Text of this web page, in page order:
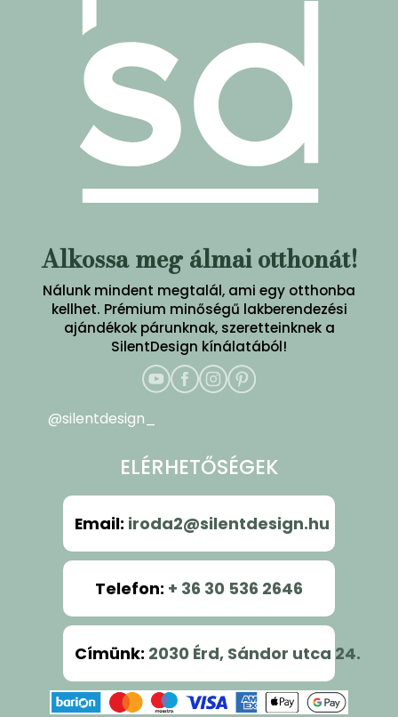
Alkossa meg álmai otthonát!
Nálunk mindent megtalál, ami egy otthonba
kellhet. Prémium minőségű lakberendezési
ajándékok párunknak, szeretteinknek a
SilentDesign kínálatából!
@silentdesign_
ELÉRHETŐSÉGEK
Email: iroda2@silentdesign.hu
Telefon: + 36 30 536 2646
Címünk: 2030 Érd, Sándor utca 24.